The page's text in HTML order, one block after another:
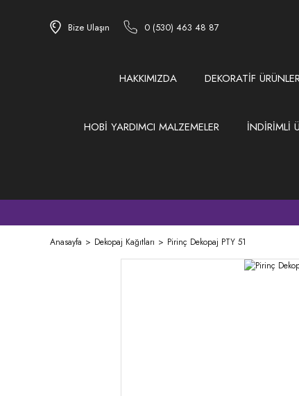
Bize Ulaşın 0 (530) 463 48 87
HAKKIMIZDA DEKORATİF
HOBİ YARDIMCI MALZEMELER İNDİRİMLİ
Anasayfa Dekopaj Kağıtları Pirinç Dekopaj PTY 51